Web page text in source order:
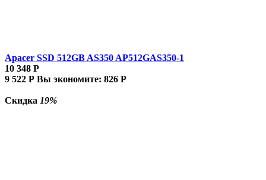
Apacer SSD 512GB AS350 AP512GAS350-1
10 348 Р
9 522 Р Вы экономите: 826 Р
Скидка 19%